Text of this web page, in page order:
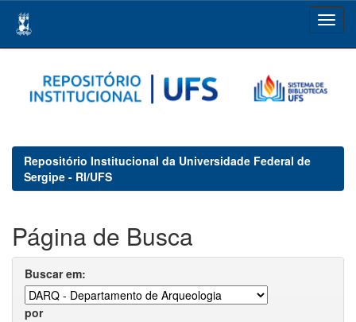
navigation
Repositório Institucional da Universidade Federal de
Sergipe - RI/UFS
Página de Busca
Buscar em:
por